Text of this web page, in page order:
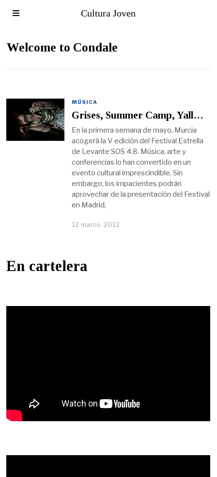
Cultura Joven
Welcome to Condale
MÚSICA
Grises, Summer Camp, Yall…
En la primera semana de mayo, Murcia
acogerá la V edición del Festival Estrella
de Levante SOS 4.8. Música, arte y
conferencias lo han convertido en un
evento cultural imprescindible. Sin
embargo, los impacientes podrán
aprovechar de la presentación del Festival
en Madrid,
12 marzo, 2012
En cartelera